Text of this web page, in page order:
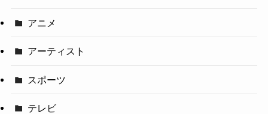
アニメ
アーティスト
スポーツ
テレビ